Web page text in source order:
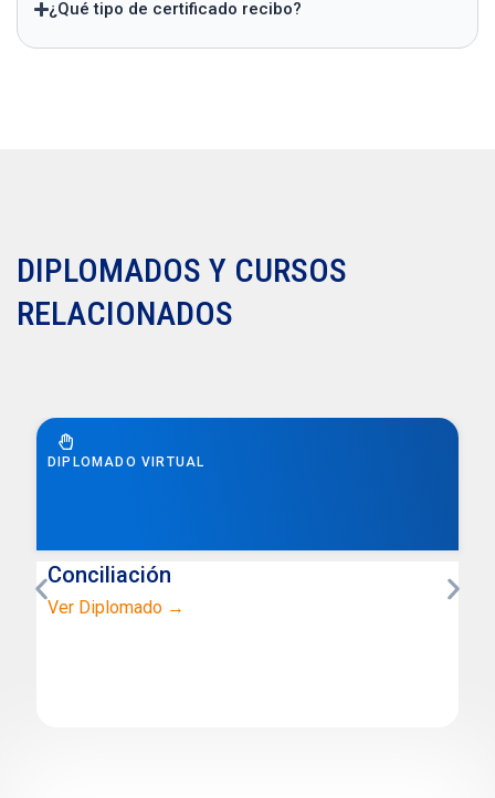
¿Qué tipo de certificado recibo?
DIPLOMADOS Y CURSOS
RELACIONADOS
DIPLOMADO VIRTUAL
Conciliación
Ver Diplomado →